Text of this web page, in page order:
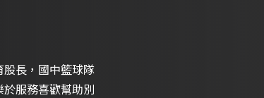
長，國中籃球隊
服務喜歡幫助別